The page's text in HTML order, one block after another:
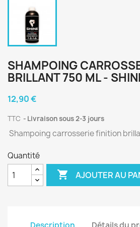
SHAMPOING
BRILLANT 750 ML -
12,90 €
TTC Livraison sous 2-3 jours
Shampoing carrosserie finition
Quantité
 AJOUTER AU